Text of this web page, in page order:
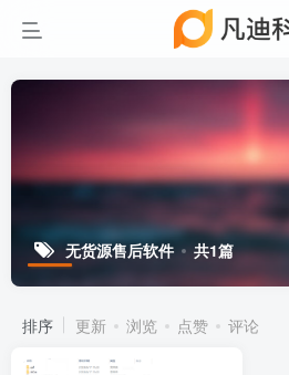
无货源售后软件 共1篇
排序 更新 浏览 点赞 评论